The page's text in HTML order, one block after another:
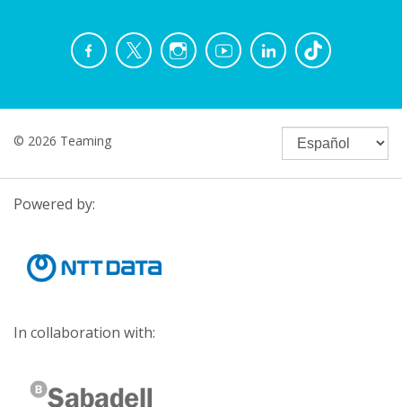
© 2026 Teaming
Powered by:
In collaboration with: